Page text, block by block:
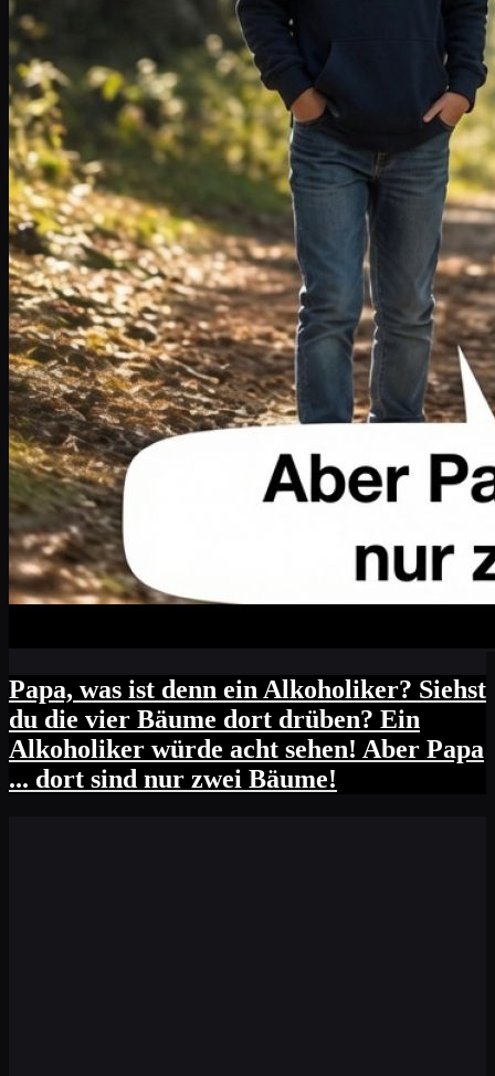
Papa, was ist denn ein Alkoholiker? Siehst
du die vier Bäume dort drüben? Ein
Alkoholiker würde acht sehen! Aber Papa
... dort sind nur zwei Bäume!